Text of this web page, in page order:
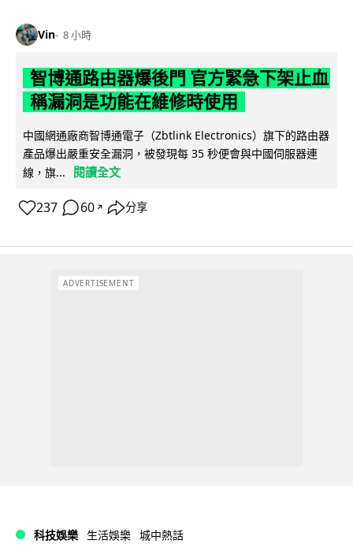
Vin 8 小時
智博通路由器爆後門 官方緊急下架止血
稱漏洞是功能在維修時使用
中國網通廠商智博通電子（Zbtlink Electronics）旗下的路由器
產品爆出嚴重安全漏洞，被發現每 35 秒便會與中國伺服器連
線，旗...
閱讀全文
237 60 ↗ 分享
ADVERTISEMENT
科技娛樂 生活娛樂 城中熱話